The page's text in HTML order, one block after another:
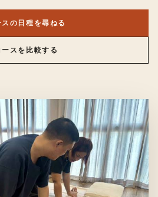
スの日程を尋ねる
ースを比較する